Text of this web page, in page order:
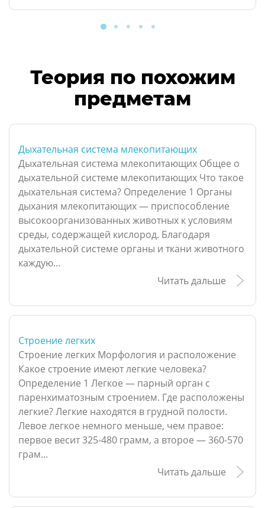
Теория по похожим
предметам
Дыхательная система млекопитающих
Дыхательная система млекопитающих Общее о
дыхательной системе млекопитающих Что такое
дыхательная система? Определение 1 Органы
дыхания млекопитающих — приспособление
высокоорганизованных животных к условиям
среды, содержащей кислород. Благодаря
дыхательной системе органы и ткани животного
каждую...
Читать дальше
Строение легких
Строение легких Морфология и расположение
Какое строение имеют легкие человека?
Определение 1 Легкое — парный орган с
паренхиматозным строением. Где расположены
легкие? Легкие находятся в грудной полости.
Левое легкое немного меньше, чем правое:
первое весит 325-480 грамм, а второе — 360-570
грам...
Читать дальше